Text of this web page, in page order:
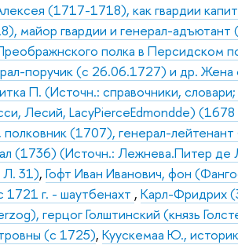
(1717-1718), как гвардии
майор гвардии и генерал-адъютант
полка в Персидском
поручик (с 26.06.1727) и др.
П. (Источн.: справочники,
Лесий, LacyPierceEdmondde)
(1707), генерал-
(1736) (Источн.: Лежнева.Питер
Л. 31),Гофт Иван Иванович, фон
1721 г. - шаутбенахт ,Карл-Фридрих
герцог Голштинский (князь
(с 1725),Куускемаа Ю., историк